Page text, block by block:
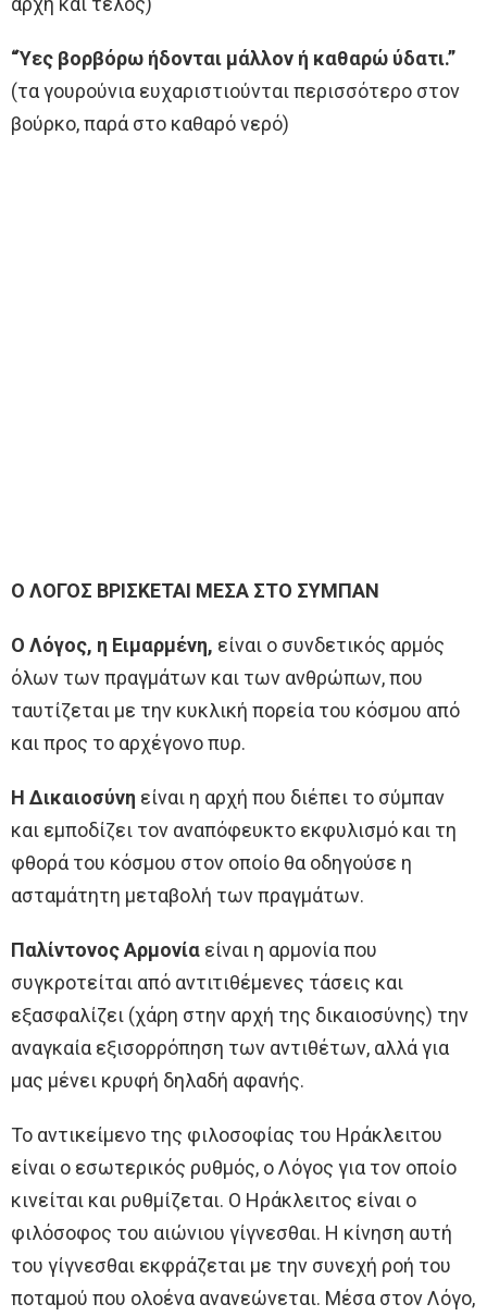
“Ύες βορβόρω ήδονται μάλλον ή καθαρώ ύδατι.”
(τα γουρούνια ευχαριστιούνται περισσότερο στον
βούρκο, παρά στο καθαρό νερό)
Ο ΛΟΓΟΣ ΒΡΙΣΚΕΤΑΙ ΜΕΣΑ ΣΤΟ ΣΥΜΠΑΝ
Ο Λόγος, η Ειμαρμένη, είναι ο συνδετικός αρμός
όλων των πραγμάτων και των ανθρώπων, που
ταυτίζεται με την κυκλική πορεία του κόσμου από
και προς το αρχέγονο πυρ.
Η Δικαιοσύνη είναι η αρχή που διέπει το σύμπαν
και εμποδίζει τον αναπόφευκτο εκφυλισμό και τη
φθορά του κόσμου στον οποίο θα οδηγούσε η
ασταμάτητη μεταβολή των πραγμάτων.
Παλίντονος Αρμονία είναι η αρμονία που
συγκροτείται από αντιτιθέμενες τάσεις και
εξασφαλίζει (χάρη στην αρχή της δικαιοσύνης) την
αναγκαία εξισορρόπηση των αντιθέτων, αλλά για
μας μένει κρυφή δηλαδή αφανής.
To αντικείμενο της φιλοσοφίας του Ηράκλειτου
είναι ο εσωτερικός ρυθμός, ο Λόγος για τον οποίο
κινείται και ρυθμίζεται. Ο Ηράκλειτος είναι ο
φιλόσοφος του αιώνιου γίγνεσθαι. Η κίνηση αυτή
του γίγνεσθαι εκφράζεται με την συνεχή ροή του
ποταμού που ολοένα ανανεώνεται. Μέσα στον Λόγο,